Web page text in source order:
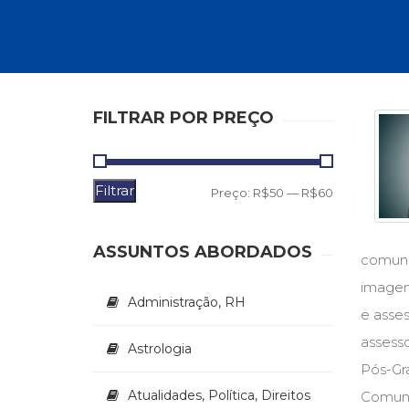
Culinária, Alimentação (14)
Gestalt-terapia (93)
PNL (Programação Neurolingüística) (41)
Publicidade, Propaganda e Marketing (33)
Relações Públicas e Comunicação
Terapia Ocupacional (21)
e
Pós-
FILTRAR POR PREÇO
Preço
mínimo
Preço
máximo
Filtrar Preço: R$50 — R$60
ASSUNTOS ABORDADOS
Administração, RH
Astrologia
Atualidades, Política, Direitos